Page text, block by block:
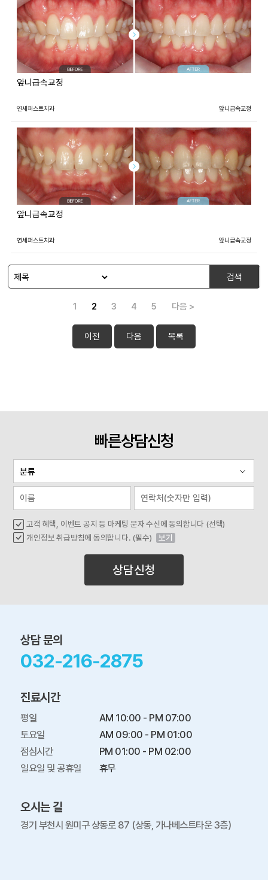
앞니급속교정
연세퍼스트치과 앞니급속교정
앞니급속교정
연세퍼스트치과 앞니급속교정
검색
1 2 3 4 5 다음 >
이전 다음 목록
빠른상담신청
고객 혜택, 이벤트 공지 등 마케팅 문자 수신에 동의합니다 (선택)
개인정보 취급방침에 동의합니다. (필수)
보기
상담신청
상담 문의
032-216-2875
진료시간
평일
토요일
점심시간
일요일 및 공휴일
AM 10:00 - PM 07:00
AM 09:00 - PM 01:00
PM 01:00 - PM 02:00
휴무
오시는 길
경기 부천시 원미구 상동로 87 (상동, 가나베스트타운 3층)